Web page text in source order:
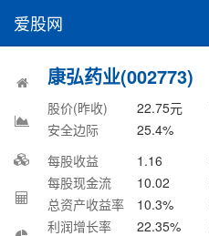
爱股网
康弘药业(002773)
股价(昨收) 22.75元
安全边际
25.4%
每股收益
1.16
每股现金流
10.02
总资产收益率
10.3%
利润增长率
22.35%